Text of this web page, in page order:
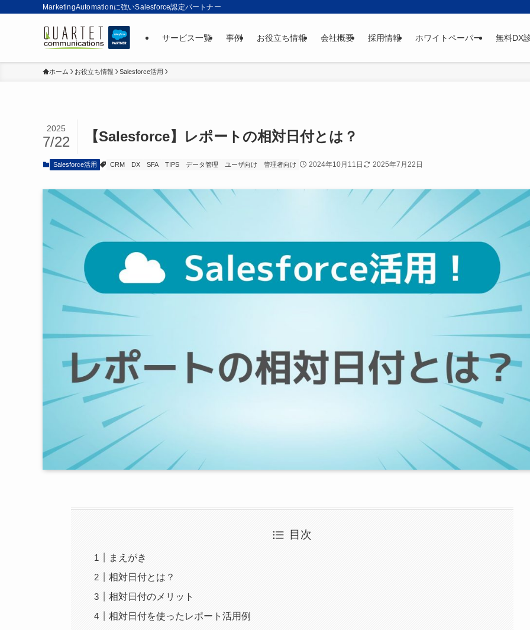
MarketingAutomationに強いSalesforce認定パートナー
サービス一覧 事例 お役立ち情報 会社概要 採用情報 ホワイトペーパー 無料DX
ホーム お役立ち情報 Salesforce活用
【Salesforce】レポートの相対日付とは？
2025
7/22
Salesforce活用 CRM DX SFA TIPS データ管理 ユーザ向け 管理者向け 2024年10月11日 2025年7月22日
目次
まえがき
相対日付とは？
相対日付のメリット
相対日付を使ったレポート活用例